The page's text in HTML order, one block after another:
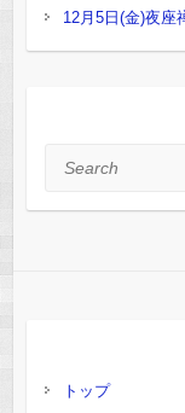
12月5日(金)夜座
Search
トップ